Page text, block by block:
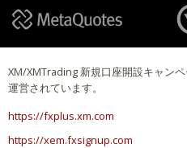
XM/XMTrading 新規口座開設キャン
運営されています。
https://fxplus.xm.com
https://xem.fxsignup.com